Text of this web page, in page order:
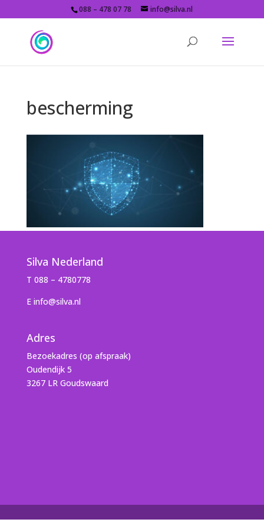
088 – 478 07 78 info@silva.nl
bescherming
Silva Nederland
T 088 – 4780778
E info@silva.nl
Adres
Bezoekadres (op afspraak)
Oudendijk 5
3267 LR Goudswaard